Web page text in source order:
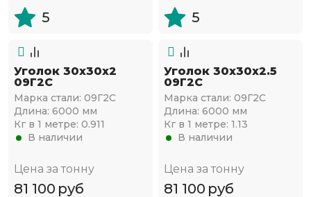
5 5
Уголок 30х30х2
09Г2С
Марка стали: 09Г2С
Длина: 6000 мм
Кг в 1 метре: 0.911
В наличии
Цена за тонну
81 100 руб
Уголок 30х30х2.5
09Г2С
Марка стали: 09Г2С
Длина: 6000 мм
Кг в 1 метре: 1.13
В наличии
Цена за тонну
81 100 руб